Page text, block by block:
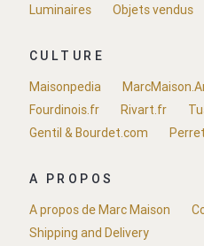
Luminaires
Objets vendus
CULTURE
Maisonpedia
Fourdinois.fr
Rivart.fr
Gentil & Bourdet.com
A PROPOS
A propos de Marc Maison
Shipping and Delivery